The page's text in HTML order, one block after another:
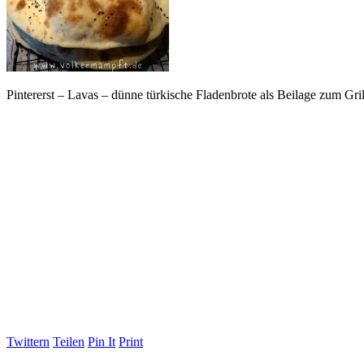
Pintererst – Lavas – dünne türkische Fladenbrote als Beilage zum
Twittern Teilen Pin It Print